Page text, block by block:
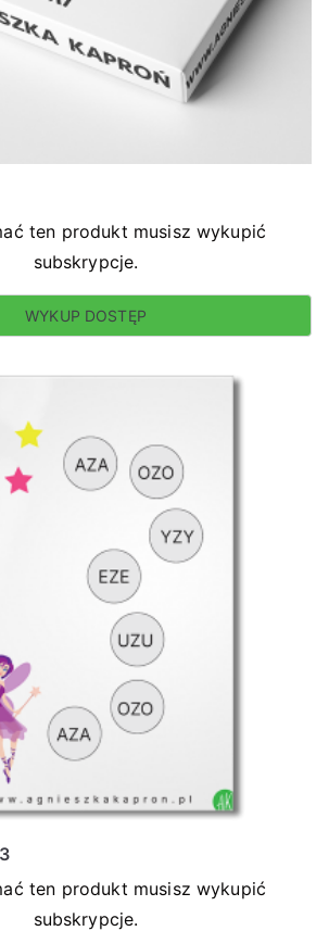
ten produkt musisz wykupić
subskrypcje.
WYKUP DOSTĘP
ten produkt musisz wykupić
subskrypcje.